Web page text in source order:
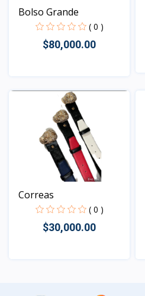
Bolso Grande
( 0 )
$80,000.00
Vista
Correas
( 0 )
$30,000.00